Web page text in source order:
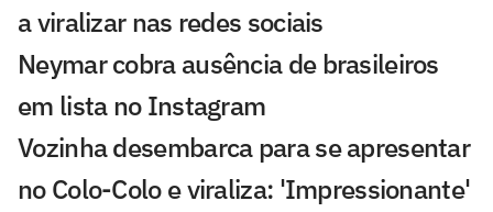
a viralizar nas redes sociais
Neymar cobra ausência de brasileiros
em lista no Instagram
Vozinha desembarca para se apresentar
no Colo-Colo e viraliza: 'Impressionante'